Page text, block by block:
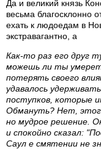
Да и великий князь
весьма благосклонно
ехать к людоедам в
экстравагантно, а
Как-то раз его друг
можешь ли ты
потерять своего
удавалось
поступков, которые
Обмануть? Нет,
но мудрое решение.
и спокойно сказал:
Саул е смятении не